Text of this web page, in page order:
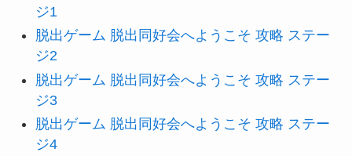
ジ1
脱出ゲーム 脱出同好会へようこそ 攻略 ステー
ジ2
脱出ゲーム 脱出同好会へようこそ 攻略 ステー
ジ3
脱出ゲーム 脱出同好会へようこそ 攻略 ステー
ジ4